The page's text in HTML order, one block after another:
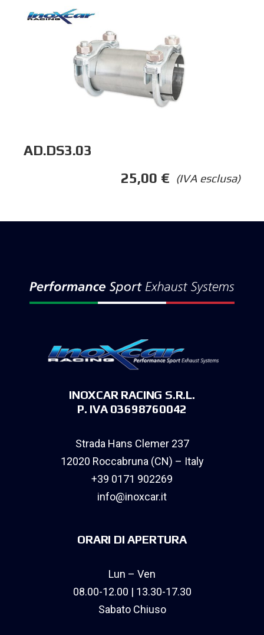
AD.DS3.03
(IVA esclusa)
25,00 €
INOXCAR RACING S.R.L.
P. IVA 03698760042
Strada Hans Clemer 237
12020 Roccabruna (CN) – Italy
+39 0171 902269
info@inoxcar.it
ORARI DI APERTURA
Lun – Ven
08.00-12.00 | 13.30-17.30
Sabato Chiuso